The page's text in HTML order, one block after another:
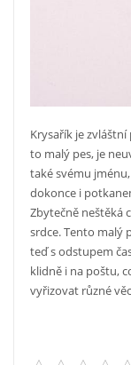
Krysařík je
to malý pes, je
také svému
dokonce i
Zbytečně neštěká
srdce. Tento malý
teď s odstupem
klidně i na poštu,
vyřizovat různé